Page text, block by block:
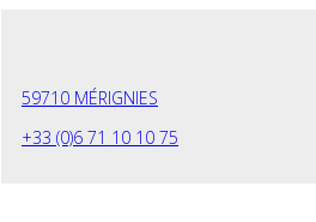
59710 MÉRIGNIES
+33 (0)6 71 10 10 75